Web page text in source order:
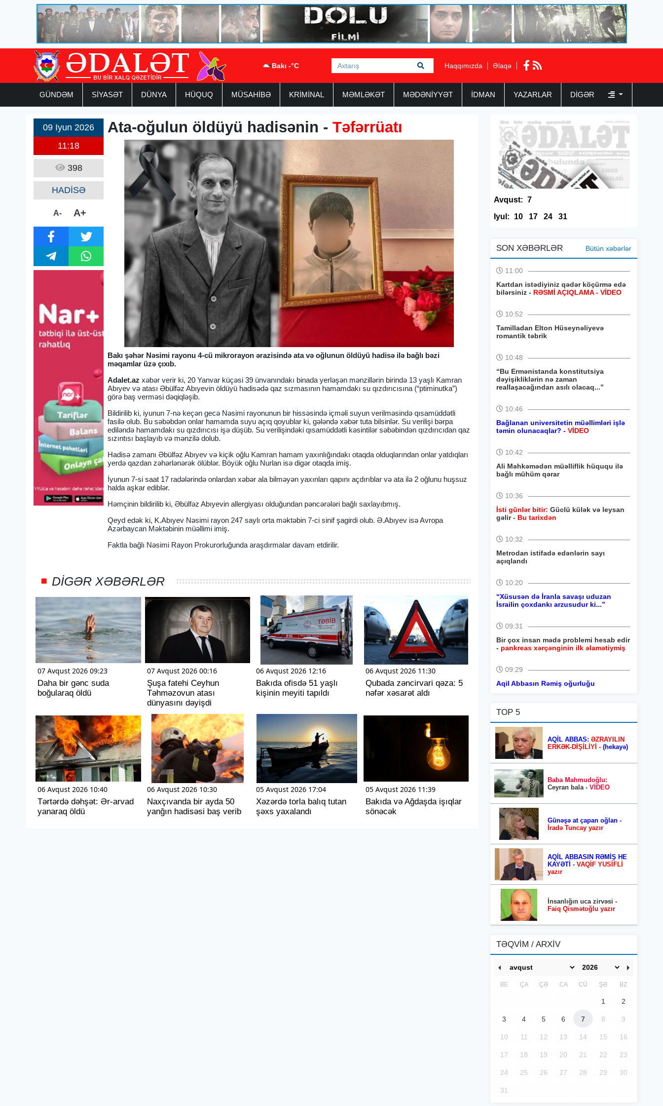
Bakı -°C Haqqımızda Əlaqə
GÜNDƏM SİYASƏT DÜNYA HÜQUQ MÜSAHİBƏ KRİMİNAL MƏMLƏKƏT MƏDƏNİYYƏT İDMAN YAZARLAR DIGƏR
09 Iyun 2026
11:18
398
HADİSƏ
A- A+
Ata-oğulun öldüyü hadisənin -Təfərrüatı
Bakı şəhər Nəsimi rayonu 4-cü mikrorayon ərazisində ata və oğlunun öldüyü hadisə ilə bağlı bəzi
məqamlar üzə çıxıb.
Adalet.azxəbər verir ki, 20 Yanvar küçəsi 39 ünvanındakı binada yerləşən mənzillərin birində 13 yaşlı Kamran
Abıyev və atası Əbülfəz Abıyevin öldüyü hadisədə qaz sızmasının hamamdakı su qızdırıcısına (“ptiminutka”)
görə baş verməsi dəqiqləşib.
Bildirilib ki, iyunun 7-nə keçən gecə Nəsimi rayonunun bir hissəsində içməli suyun verilməsində qısamüddətli
fasilə olub. Bu səbəbdən onlar hamamda suyu açıq qoyublar ki, gələndə xəbər tuta bilsinlər. Su verilişi bərpa
ediləndə hamamdakı su qızdırıcısı işə düşüb. Su verilişindəki qısamüddətli kəsintilər səbəbindən qızdırıcıdan qaz
sızıntısı başlayıb və mənzilə dolub.
Hadisə zamanı Əbülfəz Abıyev və kiçik oğlu Kamran hamam yaxınlığındakı otaqda olduqlarından onlar yatdıqları
yerdə qazdan zəhərlənərək ölüblər. Böyük oğlu Nurlan isə digər otaqda imiş.
İyunun 7-si saat 17 radələrində onlardan xəbər ala bilməyən yaxınları qapını açdırıblar və ata ilə 2 oğlunu huşsuz
halda aşkar ediblər.
Həmçinin bildirilib ki, Əbülfəz Abıyevin allergiyası olduğundan pəncərələri bağlı saxlayıbmış.
Qeyd edək ki, K.Abıyev Nəsimi rayon 247 saylı orta məktəbin 7-ci sinif şagirdi olub. Ə.Abıyev isə Avropa
Azərbaycan Məktəbinin müəllimi imiş.
Faktla bağlı Nəsimi Rayon Prokurorluğunda araşdırmalar davam etdirilir.
DIGƏR XƏBƏRLƏR
07 Avqust 2026 09:23
Daha bir gənc suda
boğularaq öldü
07 Avqust 2026 00:16
Şuşa fatehi Ceyhun
Təhməzovun atası
dünyasını dəyişdi
06 Avqust 2026 12:16
Bakıda ofisdə 51 yaşlı
kişinin meyiti tapıldı
06 Avqust 2026 11:30
Qubada zəncirvari qəza: 5
nəfər xəsarət aldı
06 Avqust 2026 10:40
Tərtərdə dəhşət: Ər-arvad
yanaraq öldü
06 Avqust 2026 10:30
Naxçıvanda bir ayda 50
yanğın hadisəsi baş verib
05 Avqust 2026 17:04
Xəzərdə torla balıq tutan
şəxs yaxalandı
05 Avqust 2026 11:39
Bakıda və Ağdaşda işıqlar
sönəcək
Avqust: 7
Iyul:
10 17 24 31
SON XƏBƏRLƏR Bütün xəbərlər
11:00
Kartdan istədiyiniz qədər köçürmə edə
bilərsiniz - RƏSMİ AÇIQLAMA - VİDEO
10:52
Tamilladan Elton Hüseynəliyevə
romantik təbrik
10:48
“Bu Ermənistanda konstitutsiya
dəyişikliklərin nə zaman
reallaşacağından asılı olacaq...”
10:46
Bağlanan universitetin müəllimləri işlə
təmin olunacaqlar? - VİDEO
10:42
Ali Məhkəmədən müəlliflik hüququ ilə
bağlı mühüm qərar
10:36
İsti günlər bitir: Güclü külək və leysan
gəlir - Bu tarixdən
10:32
Metrodan istifadə edənlərin sayı
açıqlandı
10:20
“Xüsusən də İranla savaşı uduzan
İsrailin çoxdankı arzusudur ki...”
09:31
Bir çox insan mədə problemi hesab edir
- pankreas xərçənginin ilk əlamətiymiş
09:29
Aqil Abbasın Rəmiş oğurluğu
TOP 5
AQİL ABBAS: ƏZRAYILIN
ERKƏK-DİŞİLİYİ - (hekayə)
Baba Mahmudoğlu:
Ceyran bala - VİDEO
Günəşə at çapan oğlan -
İradə Tuncay yazır
AQİL ABBASIN RƏMİŞ HE
KAYƏTİ - VAQİF YUSİFLİ
yazır
İnsanlığın uca zirvəsi -
Faiq Qismətoğlu yazır
TƏQVİM / ARXİV
BE ÇA ÇƏ CA CÜ ŞƏ BZ
1 2
3 4 5 6 7 8 9
10 11 12 13 14 15 16
17 18 19 20 21 22 23
24 25 26 27 28 29 30
31